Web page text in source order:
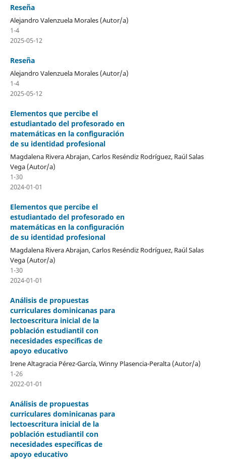
Reseña
Alejandro Valenzuela Morales (Autor/a)
1-4
2025-05-12
Reseña
Alejandro Valenzuela Morales (Autor/a)
1-4
2025-05-12
Elementos que percibe el
estudiantado del profesorado en
matemáticas en la configuración
de su identidad profesional
Magdalena Rivera Abrajan, Carlos Reséndiz Rodríguez, Raúl Salas
Vega (Autor/a)
1-30
2024-01-01
Elementos que percibe el
estudiantado del profesorado en
matemáticas en la configuración
de su identidad profesional
Magdalena Rivera Abrajan, Carlos Reséndiz Rodríguez, Raúl Salas
Vega (Autor/a)
1-30
2024-01-01
Análisis de propuestas
curriculares dominicanas para
lectoescritura inicial de la
población estudiantil con
necesidades específicas de
apoyo educativo
Irene Altagracia Pérez-García, Winny Plasencia-Peralta (Autor/a)
1-26
2022-01-01
Análisis de propuestas
curriculares dominicanas para
lectoescritura inicial de la
población estudiantil con
necesidades específicas de
apoyo educativo